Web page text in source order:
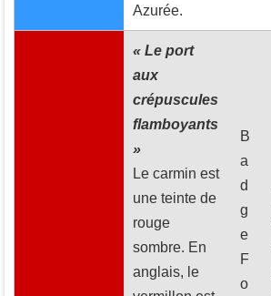
Azurée.
« Le port
aux
crépuscules
flamboyants
»
Le carmin est
une teinte de
rouge
sombre. En
anglais, le
B
a
d
g
e
F
o